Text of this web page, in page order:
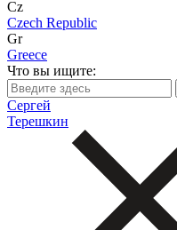
Cz
Czech Republic
Gr
Greece
Что вы ищите:
Сергей
Терешкин